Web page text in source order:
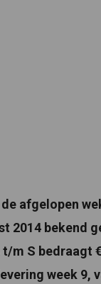
afgelopen
2014 bekend
m S bedraagt
week 9,